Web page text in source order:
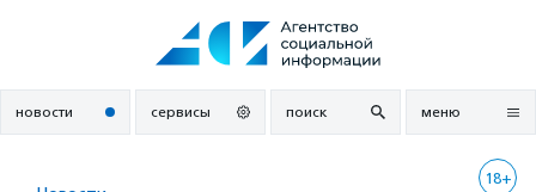
новости сервисы поиск меню
18+